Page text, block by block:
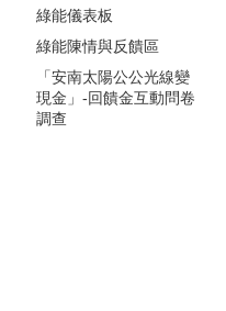
綠能儀表板
綠能陳情與反饋區
「安南太陽公公光線變
現金」-回饋金互動問卷
調查